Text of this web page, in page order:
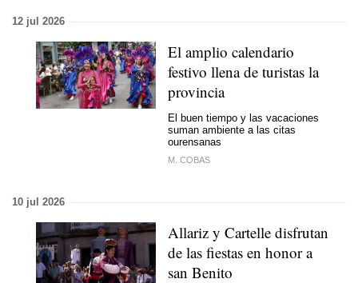
12 jul 2026
El amplio calendario
festivo llena de turistas la
provincia
El buen tiempo y las vacaciones
suman ambiente a las citas
ourensanas
M. COBAS
10 jul 2026
Allariz y Cartelle disfrutan
de las fiestas en honor a
san Benito